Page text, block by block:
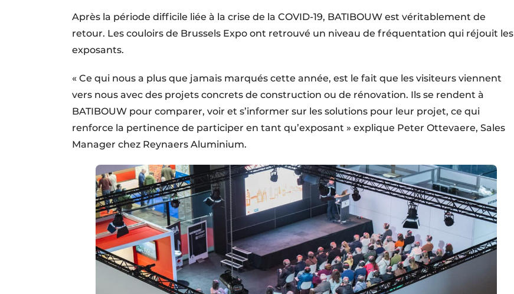
Après la période difficile liée à la crise de la ­COVID-19, BATIBOUW est véritablement de
retour. Les couloirs de Brussels Expo ont retrouvé un niveau de fréquentation qui réjouit les
exposants.
« Ce qui nous a plus que jamais marqués cette année, est le fait que les visiteurs viennent
vers nous avec des projets concrets de construction ou de rénovation. Ils se rendent à
BATIBOUW pour comparer, voir et s’informer sur les solutions pour leur projet, ce qui
renforce la pertinence de participer en tant qu’exposant » explique Peter Ottevaere, Sales
Manager chez Reynaers Aluminium.